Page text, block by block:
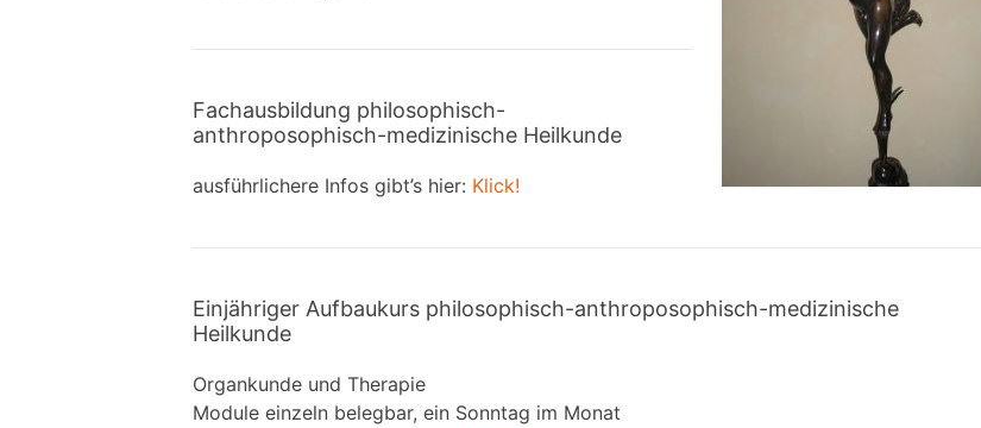
Fachausbildung philosophisch-
anthroposophisch-medizinische Heilkunde
ausführlichere Infos gibt’s hier: Klick!
Einjähriger Aufbaukurs philosophisch-anthroposophisch-medizinische
Heilkunde
Organkunde und Therapie
Module einzeln belegbar, ein Sonntag im Monat